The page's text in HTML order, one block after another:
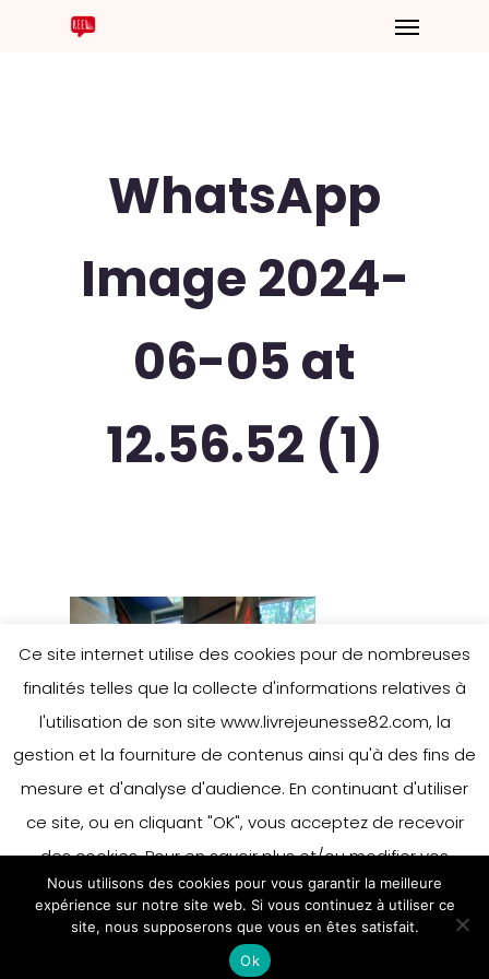
WhatsApp
Image 2024-
06-05 at
12.56.52 (1)
Ce site internet utilise des cookies pour de nombreuses
finalités telles que la collecte d'informations relatives à
l'utilisation de son site www.livrejeunesse82.com, la
gestion et la fourniture de contenus ainsi qu'à des fins de
mesure et d'analyse d'audience. En continuant d'utiliser
ce site, ou en cliquant "OK", vous acceptez de recevoir
des cookies. Pour en savoir plus et/ou modifier vos
préférences en matière de cookies, merci de vous référer
à notre politique sur les cookies.
Accepter
En savoir plus
Nous utilisons des cookies pour vous garantir la meilleure
expérience sur notre site web. Si vous continuez à utiliser ce
site, nous supposerons que vous en êtes satisfait.
Ok